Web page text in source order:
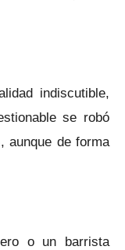
indiscutible,
se robó
aunque de forma
o un barrista